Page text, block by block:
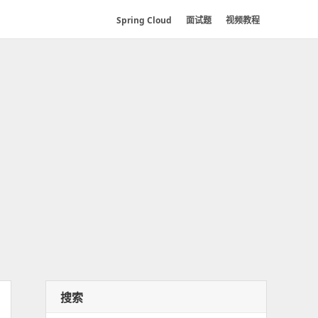
Spring Cloud 面试题 视频教程
搜索